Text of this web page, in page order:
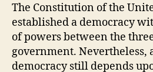
The Constitution of the
established a democracy
of powers between the
government. Nevertheless,
democracy still depends